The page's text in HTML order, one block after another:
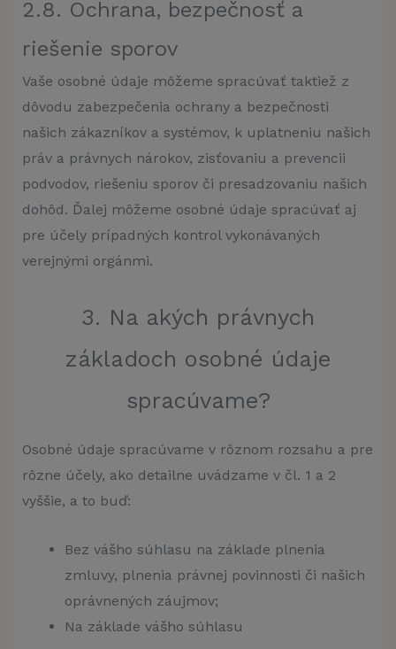
2.8. Ochrana, bezpečnosť a
riešenie sporov
Vaše osobné údaje môžeme spracúvať taktiež z
dôvodu zabezpečenia ochrany a bezpečnosti
našich zákazníkov a systémov, k uplatneniu našich
práv a právnych nárokov, zisťovaniu a prevencii
podvodov, riešeniu sporov či presadzovaniu našich
dohôd. Ďalej môžeme osobné údaje spracúvať aj
pre účely prípadných kontrol vykonávaných
verejnými orgánmi.
3. Na akých právnych
základoch osobné údaje
spracúvame?
Osobné údaje spracúvame v rôznom rozsahu a pre
rôzne účely, ako detailne uvádzame v čl. 1 a 2
vyššie, a to buď:
Bez vášho súhlasu na základe plnenia
zmluvy, plnenia právnej povinnosti či našich
oprávnených záujmov;
Na základe vášho súhlasu